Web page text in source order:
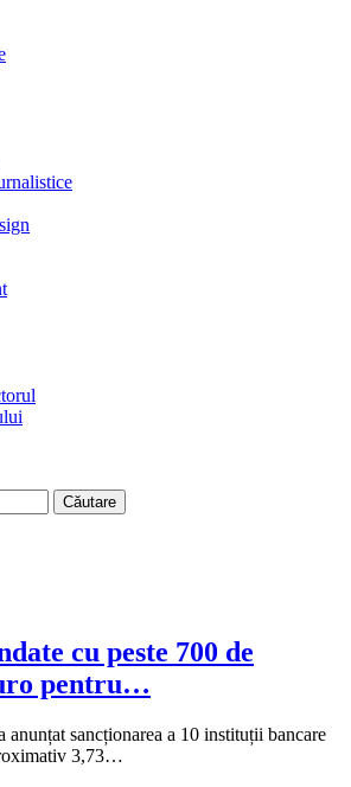
cu peste 700 de
pentru…
sancționarea a 10 instituții bancare
3,73…